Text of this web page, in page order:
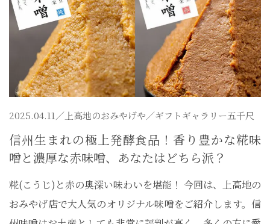
2025.04.11／ 上高地のおみやげや／ギフトギャラリー五千尺
信州生まれの極上発酵食品！香り豊かな糀味
噌と濃厚な赤味噌、あなたはどちら派？
糀(こうじ)と赤の奥深い味わいを堪能！ 今回は、上高地の
おみやげ店で大人気のオリジナル味噌をご紹介します。信